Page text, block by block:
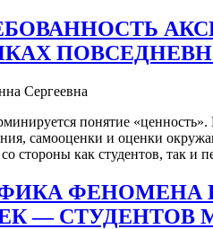
Сергеевна
понятие
самооценки и оценки
со стороны как студентов, так
ФЕНОМЕНА
― СТУДЕНТОВ